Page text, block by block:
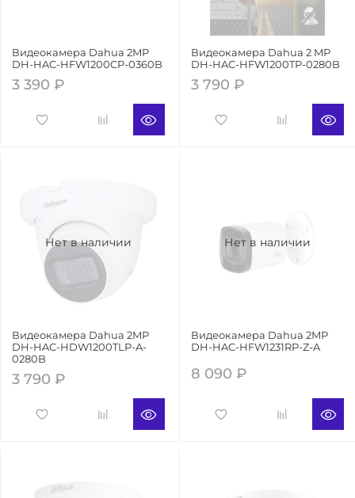
Видеокамера Dahua 2MP
DH-HAC-HFW1200CP-0360B
3 390 ₽
Видеокамера Dahua 2 MP
DH-HAC-HFW1200TP-0280B
3 790 ₽
Нет в наличии
Видеокамера Dahua 2MP
DH-HAC-HDW1200TLP-A-
0280B
3 790 ₽
Нет в наличии
Видеокамера Dahua 2MP
DH-HAC-HFW1231RP-Z-A
8 090 ₽